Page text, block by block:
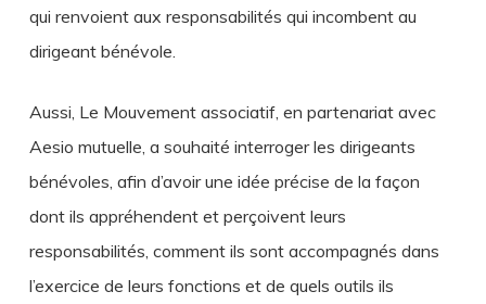
qui renvoient aux responsabilités qui incombent au
dirigeant bénévole.
Aussi, Le Mouvement associatif, en partenariat avec
Aesio mutuelle, a souhaité interroger les dirigeants
bénévoles, afin d’avoir une idée précise de la façon
dont ils appréhendent et perçoivent leurs
responsabilités, comment ils sont accompagnés dans
l’exercice de leurs fonctions et de quels outils ils